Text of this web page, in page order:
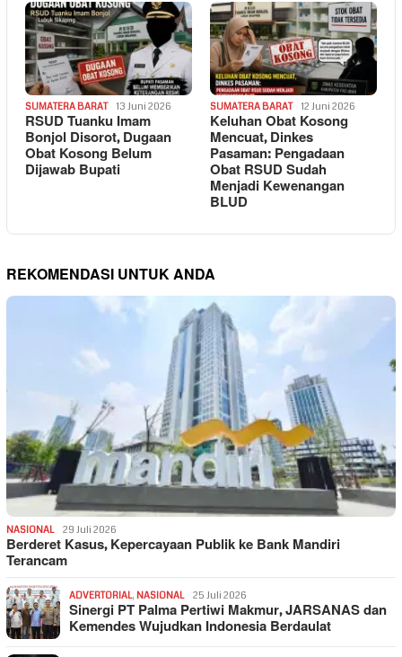
SUMATERA BARAT 13 Juni 2026
RSUD Tuanku Imam
Bonjol Disorot, Dugaan
Obat Kosong Belum
Dijawab Bupati
SUMATERA BARAT 12 Juni 2026
Keluhan Obat Kosong
Mencuat, Dinkes
Pasaman: Pengadaan
Obat RSUD Sudah
Menjadi Kewenangan
BLUD
REKOMENDASI UNTUK ANDA
NASIONAL 29 Juli 2026
Berderet Kasus, Kepercayaan Publik ke Bank Mandiri
Terancam
ADVERTORIAL, NASIONAL 25 Juli 2026
Sinergi PT Palma Pertiwi Makmur, JARSANAS dan
Kemendes Wujudkan Indonesia Berdaulat